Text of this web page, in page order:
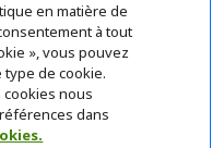
agréé pour les produits et
en matière de
à tout
», vous pouvez
de cookie.
nous
dans